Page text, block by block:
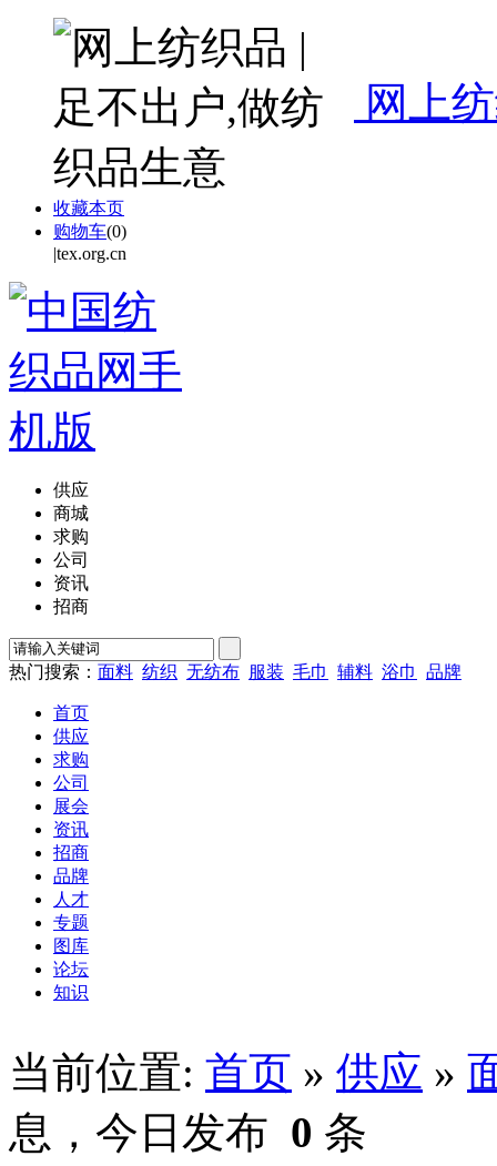
网上
收藏本页
购物车(0)
|tex.org.cn
供应
商城
求购
公司
资讯
招商
热门搜索： 面料 纺织 无纺布 服装 毛巾 辅料 浴巾 品牌
首页
供应
求购
公司
展会
资讯
招商
品牌
人才
专题
图库
论坛
知识
当前位置: 首页 » 供应 »
息，今日发布 0 条